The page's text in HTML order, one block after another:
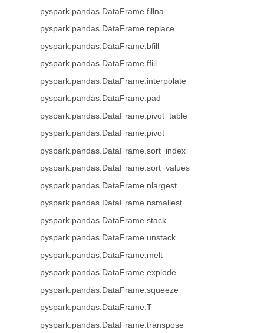
pyspark.pandas.DataFrame.fillna
pyspark.pandas.DataFrame.replace
pyspark.pandas.DataFrame.bfill
pyspark.pandas.DataFrame.ffill
pyspark.pandas.DataFrame.interpolate
pyspark.pandas.DataFrame.pad
pyspark.pandas.DataFrame.pivot_table
pyspark.pandas.DataFrame.pivot
pyspark.pandas.DataFrame.sort_index
pyspark.pandas.DataFrame.sort_values
pyspark.pandas.DataFrame.nlargest
pyspark.pandas.DataFrame.nsmallest
pyspark.pandas.DataFrame.stack
pyspark.pandas.DataFrame.unstack
pyspark.pandas.DataFrame.melt
pyspark.pandas.DataFrame.explode
pyspark.pandas.DataFrame.squeeze
pyspark.pandas.DataFrame.T
pyspark.pandas.DataFrame.transpose